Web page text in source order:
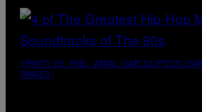
(PHOTO BY POOL ARNAL/GARCIA/PICOT/
IMAGES)